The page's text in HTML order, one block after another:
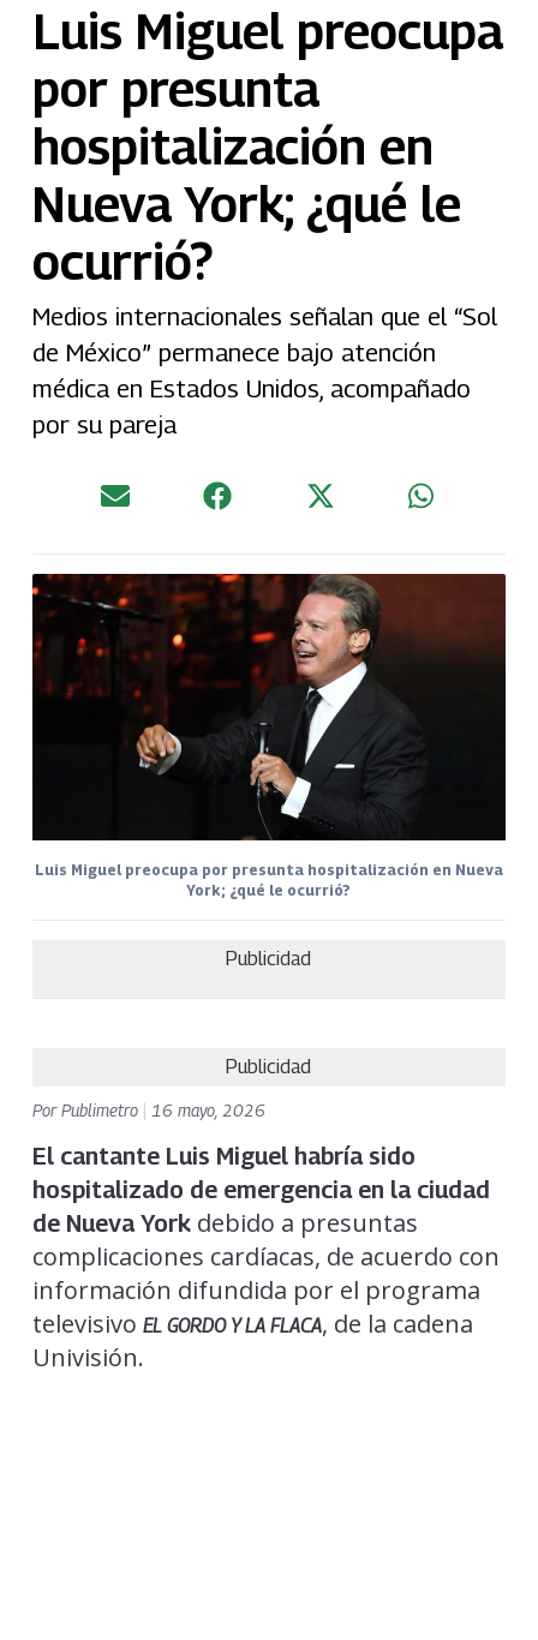
Luis Miguel preocupa
por presunta
hospitalización en
Nueva York; ¿qué le
ocurrió?
Medios internacionales señalan que el “Sol
de México” permanece bajo atención
médica en Estados Unidos, acompañado
por su pareja
Luis Miguel preocupa por presunta hospitalización en Nueva
York; ¿qué le ocurrió?
Publicidad
Publicidad
PorPublimetro 16 mayo, 2026
El cantante Luis Miguel habría sido
hospitalizado de emergencia en la ciudad
de Nueva Yorkdebido a presuntas
complicaciones cardíacas, de acuerdo con
información difundida por el programa
televisivo EL GORDO Y LA FLACA, de la cadena
Univisión.